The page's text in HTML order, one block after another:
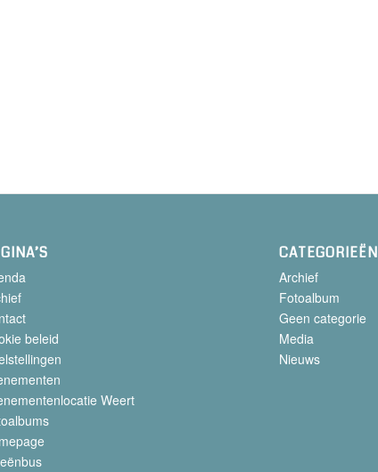
beleid
Weert
CATEGORIEËN
Archief
Fotoalbum
Geen categorie
Media
Nieuws